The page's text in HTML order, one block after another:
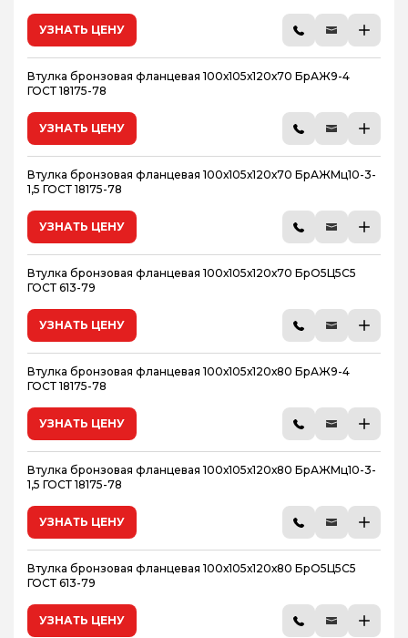
УЗНАТЬ ЦЕНУ
Втулка бронзовая фланцевая 100х105х120х70 БрАЖ9-4
ГОСТ 18175-78
УЗНАТЬ ЦЕНУ
Втулка бронзовая фланцевая 100х105х120х70 БрАЖМц10-3-
1,5 ГОСТ 18175-78
УЗНАТЬ ЦЕНУ
Втулка бронзовая фланцевая 100х105х120х70 БрО5Ц5С5
ГОСТ 613-79
УЗНАТЬ ЦЕНУ
Втулка бронзовая фланцевая 100х105х120х80 БрАЖ9-4
ГОСТ 18175-78
УЗНАТЬ ЦЕНУ
Втулка бронзовая фланцевая 100х105х120х80 БрАЖМц10-3-
1,5 ГОСТ 18175-78
УЗНАТЬ ЦЕНУ
Втулка бронзовая фланцевая 100х105х120х80 БрО5Ц5С5
ГОСТ 613-79
УЗНАТЬ ЦЕНУ